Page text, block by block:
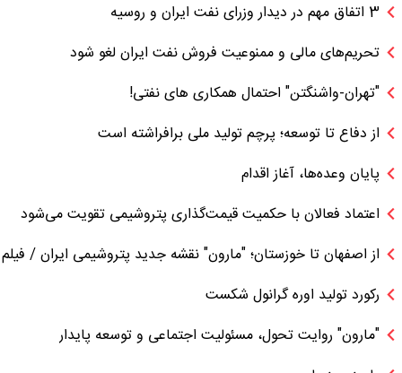
3 اتفاق مهم در دیدار وزرای نفت ایران و روسیه
تحریم‌های مالی و ممنوعیت فروش نفت ایران لغو شود
"تهران-واشنگتن" احتمال همکاری های نفتی!
از دفاع تا توسعه؛ پرچم تولید ملی برافراشته است
پایان وعده‌ها، آغاز اقدام
اعتماد فعالان با حکمیت قیمت‌گذاری پتروشیمی تقویت می‌شود
از اصفهان تا خوزستان؛ "مارون" نقشه جدید پتروشیمی ایران / فیلم
رکورد تولید اوره گرانول شکست
"مارون" روایت تحول، مسئولیت اجتماعی و توسعه پایدار